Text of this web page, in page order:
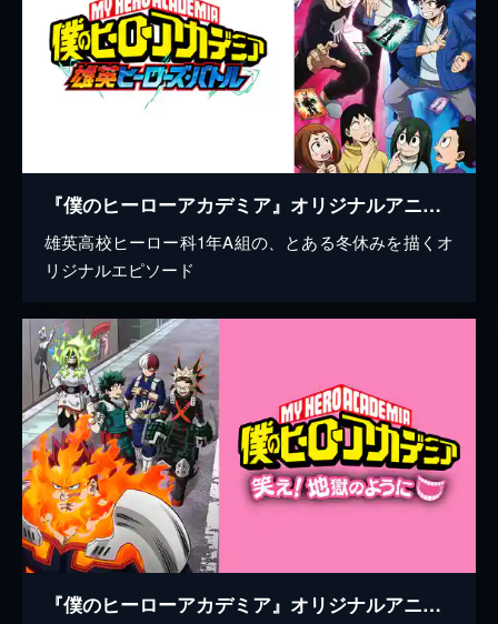
『僕のヒーローアカデミア』オリジナルアニメ「雄英ヒーローズ・バトル」
雄英高校ヒーロー科1年A組の、とある冬休みを描くオ
リジナルエピソード
『僕のヒーローアカデミア』オリジナルアニメ「笑え！地獄のように」